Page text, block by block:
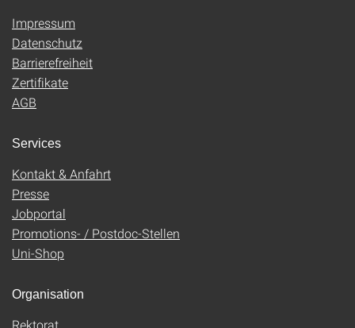
Impressum
Datenschutz
Barrierefreiheit
Zertifikate
AGB
Services
Kontakt & Anfahrt
Presse
Jobportal
Promotions- / Postdoc-Stellen
Uni-Shop
Organisation
Rektorat